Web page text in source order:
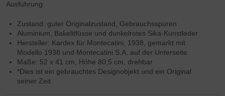
Ausführung:
Zustand: guter Originalzustand, Gebrauchsspuren
Aluminium, Bakelitfüsse und dunkelrotes Sika-Kunstleder
Hersteller: Kardex für Montecatini, 1938, gemarkt mit
Modello 1938 und Montecatini S.A. auf der Unterseite
Maße: 52 x 41 cm, Höhe 80,5 cm, drehbar
*Dies ist ein gebrauchtes Designobjekt und ein Original
seiner Zeit.